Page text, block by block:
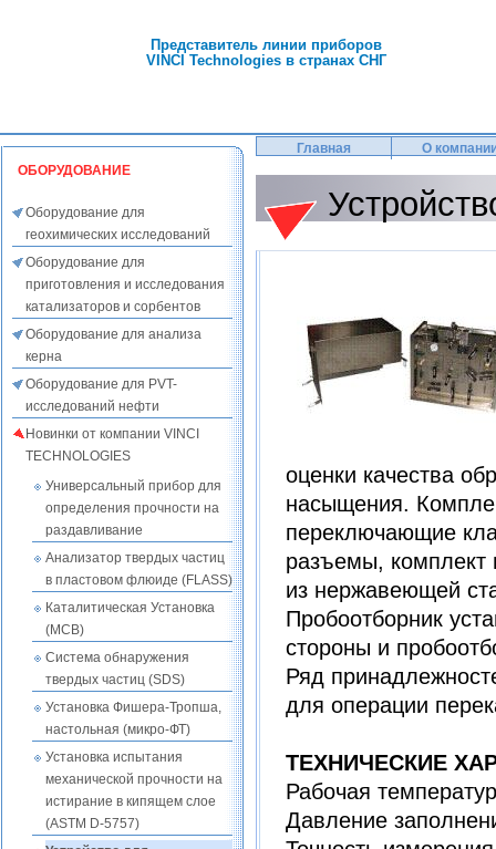
Представитель линии приборов
VINCI Technologies в странах СНГ
ОБОРУДОВАНИЕ
Оборудование для
геохимических исследований
Оборудование для
приготовления и исследования
катализаторов и сорбентов
Оборудование для анализа
керна
Оборудование для PVT-
исследований нефти
Новинки от компании VINCI
TECHNOLOGIES
Универсальный прибор для
определения прочности на
раздавливание
Анализатор твердых частиц
в пластовом флюиде (FLASS)
Каталитическая Установка
(MCB)
Система обнаружения
твердых частиц (SDS)
Установка Фишера-Тропша,
настольная (микро-ФТ)
Установка испытания
механической прочности на
истирание в кипящем слое
(ASTM D-5757)
Главная О
оценки качества
насыщения.
переключающие
разъемы, комплект
из нержавеющей
Пробоотборник
стороны и
Ряд
для операции
ТЕХНИЧЕСКИЕ
Рабочая
Давление